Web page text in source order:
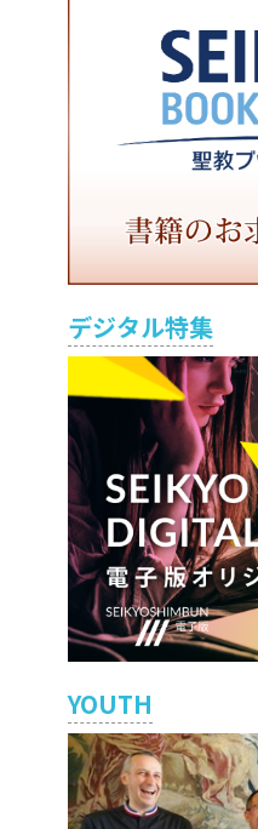
デジタル特集
YOUTH